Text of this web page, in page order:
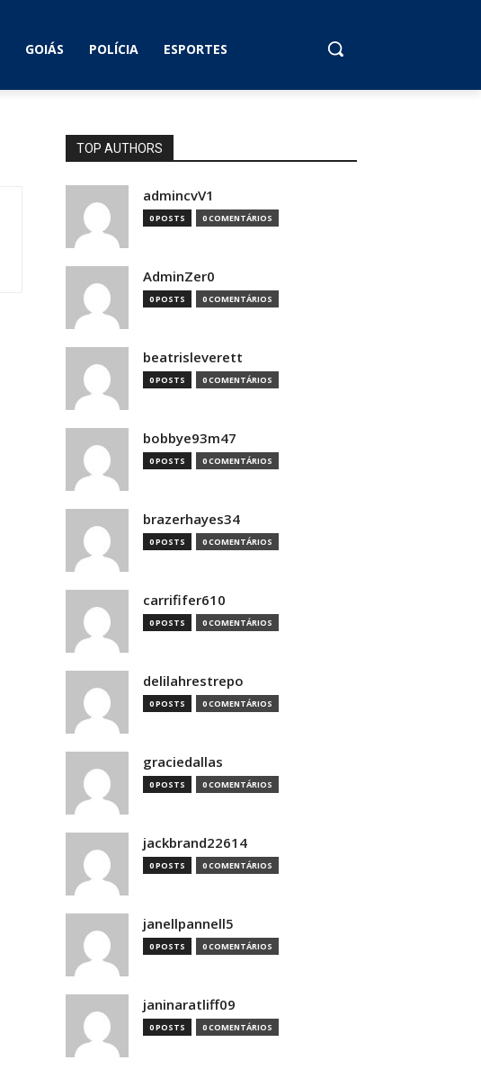
GOIÁS POLÍCIA ESPORTES
TOP AUTHORS
admincvV1
0 POSTS 0 COMENTÁRIOS
AdminZer0
0 POSTS 0 COMENTÁRIOS
beatrisleverett
0 POSTS 0 COMENTÁRIOS
bobbye93m47
0 POSTS 0 COMENTÁRIOS
brazerhayes34
0 POSTS 0 COMENTÁRIOS
carrififer610
0 POSTS 0 COMENTÁRIOS
delilahrestrepo
0 POSTS 0 COMENTÁRIOS
graciedallas
0 POSTS 0 COMENTÁRIOS
jackbrand22614
0 POSTS 0 COMENTÁRIOS
janellpannell5
0 POSTS 0 COMENTÁRIOS
janinaratliff09
0 POSTS 0 COMENTÁRIOS